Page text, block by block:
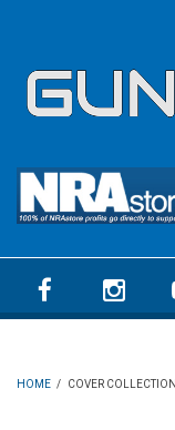
HOME / COVER COLLECTION